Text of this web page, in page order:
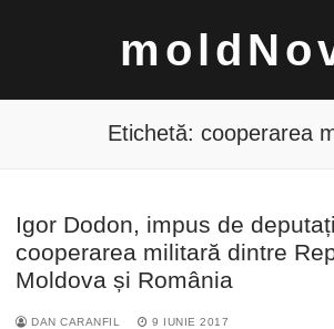
Caută
după:
Etichetă: cooperarea
Igor Dodon, impus de
cooperarea militară dintre
Moldova și România
DAN CARANFIL 9 IUNIE 2017